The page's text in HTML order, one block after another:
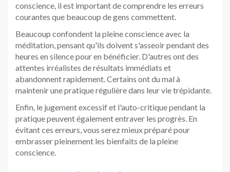
conscience, il est important de comprendre les erreurs
courantes que beaucoup de gens commettent.
Beaucoup confondent la pleine conscience avec la
méditation, pensant qu'ils doivent s'asseoir pendant des
heures en silence pour en bénéficier. D'autres ont des
attentes irréalistes de résultats immédiats et
abandonnent rapidement. Certains ont du mal à
maintenir une pratique régulière dans leur vie trépidante.
Enfin, le jugement excessif et l'auto-critique pendant la
pratique peuvent également entraver les progrès. En
évitant ces erreurs, vous serez mieux préparé pour
embrasser pleinement les bienfaits de la pleine
conscience.